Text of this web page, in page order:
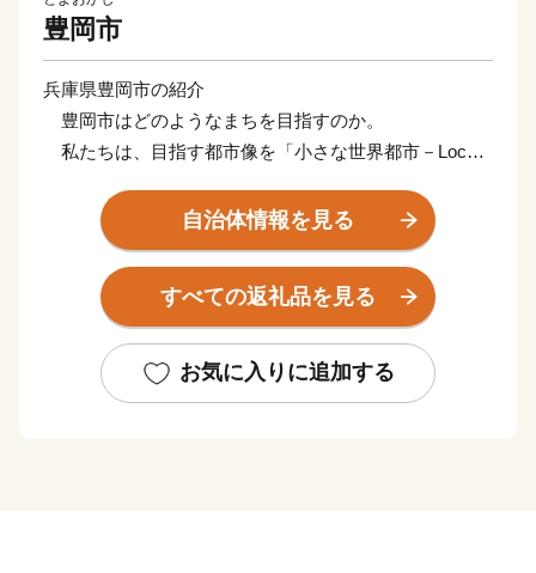
豊岡市
兵庫県豊岡市の紹介
豊岡市はどのようなまちを目指すのか。
私たちは、目指す都市像を「小さな世界都市－Local
「Local」と訳しています。
豊岡というローカルに深く根ざしながら、世界で輝き
「小さくてもいいのだ」という堂々とした態度のまちを
創ろうということです。
必要であると考えています。
自治体情報を見る
すべての返礼品を見る
お気に入りに追加する